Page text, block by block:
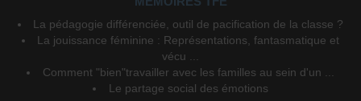
La pédagogie différenciée, outil de pacification de la classe ?
La jouissance féminine : Représentations, fantasmatique et
vécu ...
Comment "bien"travailler avec les familles au sein d'un ...
Le partage social des émotions